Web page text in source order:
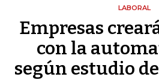
LABORAL
Empresas
con la
según estudio